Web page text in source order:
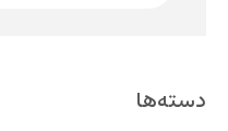
دسته‌ها